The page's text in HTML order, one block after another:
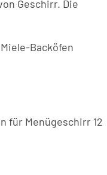
Geschirr. Die
Backöfen
für Menügeschirr 12